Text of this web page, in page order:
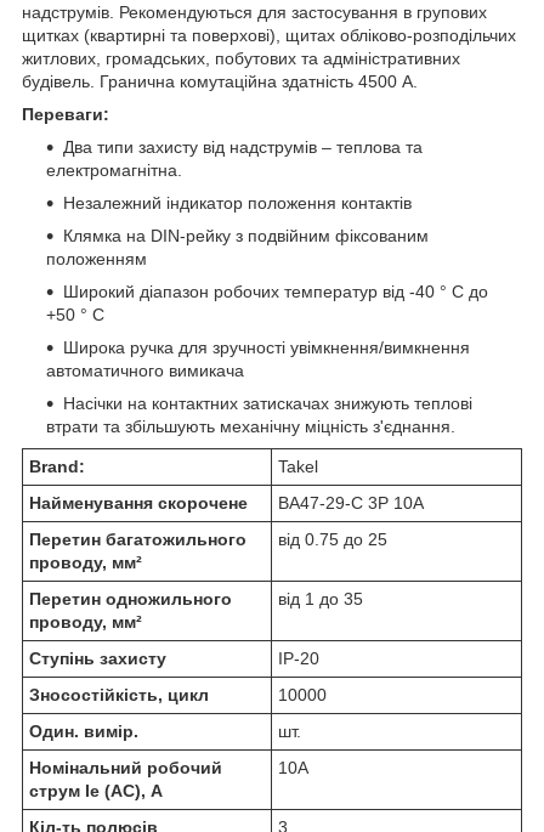
надструмів. Рекомендуються для застосування в групових
щитках (квартирні та поверхові), щитах обліково-розподільчих
житлових, громадських, побутових та адміністративних
будівель. Гранична комутаційна здатність 4500 А.
Переваги:
Два типи захисту від надструмів – теплова та
електромагнітна.
Незалежний індикатор положення контактів
Клямка на DIN-рейку з подвійним фіксованим
положенням
Широкий діапазон робочих температур від -40 ° С до
+50 ° С
Широка ручка для зручності увімкнення/вимкнення
автоматичного вимикача
Насічки на контактних затискачах знижують теплові
втрати та збільшують механічну міцність з'єднання.
Brand:
Takel
Найменування скорочене
ВА47-29-С 3Р 10А
Перетин багатожильного
проводу, мм²
від 0.75 до 25
Перетин одножильного
проводу, мм²
від 1 до 35
Ступінь захисту
IP-20
Зносостійкість, цикл
10000
Один. вимір.
шт.
Номінальний робочий
струм Ie (AC), А
10А
Кіл-ть полюсів 3